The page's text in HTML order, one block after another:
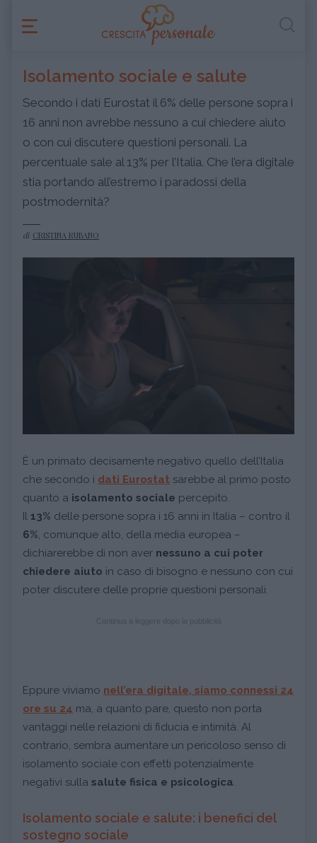
Isolamento sociale e salute
Secondo i dati Eurostat il 6% delle persone sopra i
16 anni non avrebbe nessuno a cui chiedere aiuto
o con cui discutere questioni personali. La
percentuale sale al 13% per l’Italia. Che l’era digitale
stia portando all’estremo i paradossi della
postmodernità?
di CRISTINA RUBANO
È un primato decisamente negativo quello dell’Italia
che secondo i dati Eurostat sarebbe al primo posto
quanto a isolamento sociale percepito.
Il 13% delle persone sopra i 16 anni in Italia – contro il
6% , comunque alto, della media europea –
dichiarerebbe di non aver nessuno a cui poter
chiedere aiuto in caso di bisogno e nessuno con cui
poter discutere delle proprie questioni personali.
Eppure viviamo nell’era digitale, siamo connessi 24
ore su 24 ma, a quanto pare, questo non porta
vantaggi nelle relazioni di fiducia e intimità. Al
contrario, sembra aumentare un pericoloso senso di
isolamento sociale con effetti potenzialmente
negativi sulla salute fisica e psicologica
Isolamento sociale e salute: i benefici del
sostegno sociale